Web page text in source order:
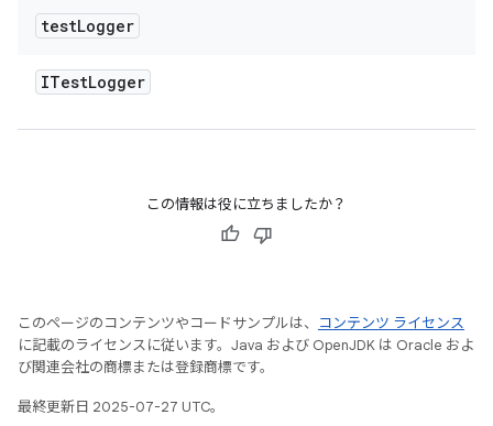
testLogger
ITestLogger
この情報は役に立ちましたか？
このページのコンテンツやコードサンプルは、
コンテンツ ライセンス
に記載のライセンスに従います。Java および OpenJDK は Oracle およ
び関連会社の商標または登録商標です。
最終更新日 2025-07-27 UTC。